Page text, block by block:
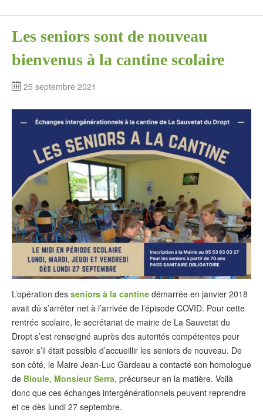
Les seniors sont de nouveau
bienvenus à la cantine scolaire
25 septembre 2021
L’opération des seniors à la cantine démarrée en janvier 2018
avait dû s’arrêter net à l’arrivée de l’épisode COVID. Pour cette
rentrée scolaire, le secrétariat de mairie de La Sauvetat du
Dropt s’est renseigné auprès des autorités compétentes pour
savoir s’il était possible d’accueillir les seniors de nouveau. De
son côté, le Maire Jean-Luc Gardeau a contacté son homologue
de Bioule, Monsieur Serra, précurseur en la matière. Voilà
donc que ces échanges intergénérationnels peuvent reprendre
et ce dès lundi 27 septembre.